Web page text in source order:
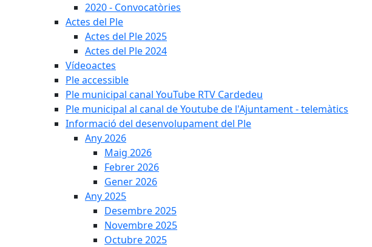
2020 - Convocatòries
Actes del Ple
Actes del Ple 2025
Actes del Ple 2024
Vídeoactes
Ple accessible
Ple municipal canal YouTube RTV Cardedeu
Ple municipal al canal de Youtube de l'Ajuntament - telemàtics
Informació del desenvolupament del Ple
Any 2026
Maig 2026
Febrer 2026
Gener 2026
Any 2025
Desembre 2025
Novembre 2025
Octubre 2025